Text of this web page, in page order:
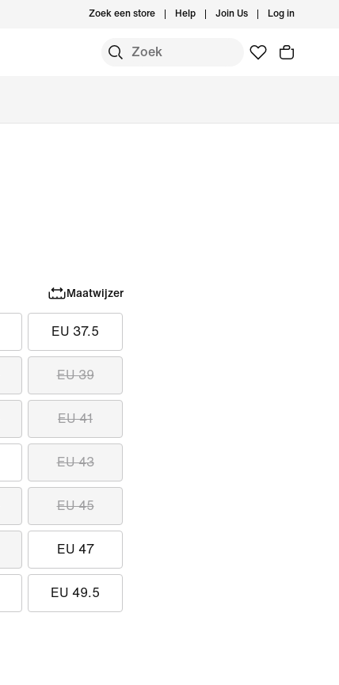
Zoek een store Help Join Us Log in
Maatwijzer
EU 37.5
EU 39
EU 41
EU 43
EU 45
EU 47
EU 49.5